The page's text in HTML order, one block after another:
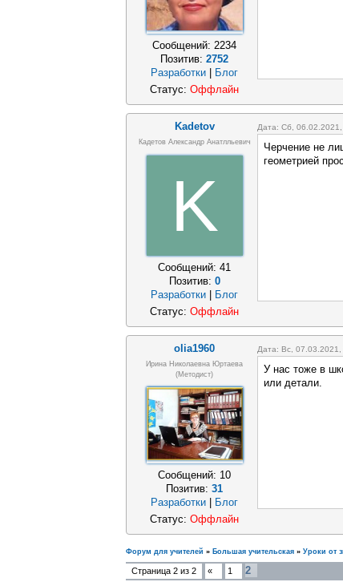
Сообщений: 2234
Позитив: 2752
Разработки
Блог
Статус: Оффлайн
Kadetov Дата: Сб,
Кадетов Александр Анатлльевич
K
Сообщений: 41
Позитив: 0
Разработки
Блог
Черчение не
геометрией
Статус: Оффлайн
olia1960 Дата: Вс,
Ирина Николаевна Юртаева
(Методист)
Сообщений: 10
Позитив: 31
Разработки
Блог
У нас тоже в
или детали.
Статус: Оффлайн
Форум для учителей » Большая учительская » Уроки от
Страница 2 из 2 « 1
2